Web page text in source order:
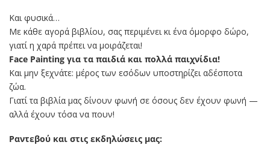
Και φυσικά…
Με κάθε αγορά βιβλίου, σας περιμένει κι ένα όμορφο δώρο,
γιατί η χαρά πρέπει να μοιράζεται!
Face Painting για τα παιδιά και πολλά παιχνίδια!
Και μην ξεχνάτε: μέρος των εσόδων υποστηρίζει αδέσποτα
ζώα.
Γιατί τα βιβλία μας δίνουν φωνή σε όσους δεν έχουν φωνή —
αλλά έχουν τόσα να πουν!
Ραντεβού και στις εκδηλώσεις μας: